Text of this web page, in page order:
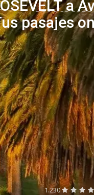
a
pasajes
1.230